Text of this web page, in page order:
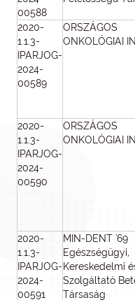
00588
2020-
1.1.3-
IPARJOG-
2024-
00589
ORSZÁGOS
ONKOLÓGIAI
2020-
1.1.3-
IPARJOG-
2024-
00590
ORSZÁGOS
ONKOLÓGIAI
2020-
1.1.3-
IPARJOG-
2024-
00591
MIN-DENT '69
Egészségügyi,
Kereskedelmi
Szolgáltató
Társaság